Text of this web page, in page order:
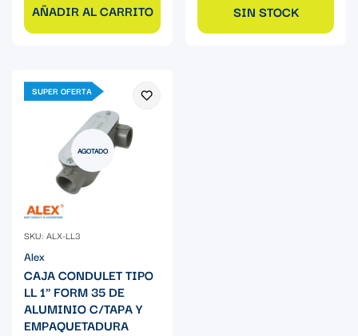
AÑADIR AL CARRITO SIN STOCK
SUPER OFERTA
AGOTADO
SKU: ALX-LL3
Alex
CAJA CONDULET TIPO
LL 1" FORM 35 DE
ALUMINIO C/TAPA Y
EMPAQUETADURA